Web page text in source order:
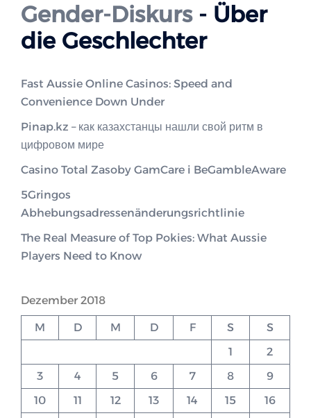
Gender-Diskurs- Über
die Geschlechter
Fast Aussie Online Casinos: Speed and
Convenience Down Under
Pinap.kz – как казахстанцы нашли свой ритм в
цифровом мире
Casino Total Zasoby GamCare i BeGambleAware
5Gringos
Abhebungsadressenänderungsrichtlinie
The Real Measure of Top Pokies: What Aussie
Players Need to Know
Dezember 2018
M D M D F S
S
1
2
3
4 5 6 7 8
9
10
11 12 13 14 15 16